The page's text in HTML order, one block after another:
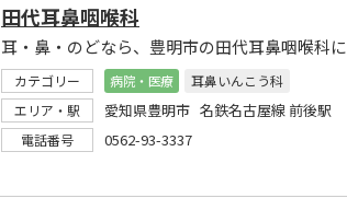
田代耳鼻咽喉科
耳・鼻・のどなら、豊明市の田代耳鼻咽喉科に
カテゴリー 病院・医療
耳鼻いんこう科
エリア・駅
愛知県豊明市 名鉄名古屋線 前後駅
電話番号 0562-93-3337